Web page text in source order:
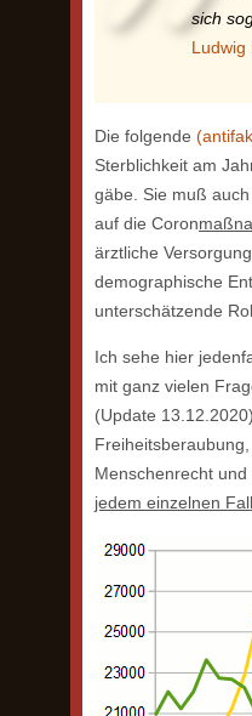
sich
Ludwig
Die folgende
Sterblichkeit am
gäbe. Sie muß
auf die Coron
ärztliche
demographische
unterschätzende
Ich sehe hier
mit ganz vielen
(Update
Menschenrecht
jedem einzelnen Fall